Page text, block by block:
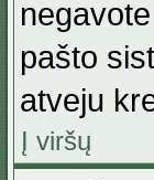
pašto
atveju
Į viršų